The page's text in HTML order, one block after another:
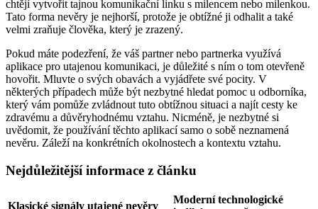
chtějí vytvořit tajnou komunikační linku s milencem nebo milenkou.
Tato forma nevěry je nejhorší, protože je obtížné ji odhalit a také
velmi zraňuje člověka, který je zrazený.
Pokud máte podezření, že váš partner nebo partnerka využívá
aplikace pro utajenou komunikaci, je důležité s ním o tom otevřeně
hovořit. Mluvte o svých obavách a vyjádřete své pocity. V
některých případech může být nezbytné hledat pomoc u odborníka,
který vám pomůže zvládnout tuto obtížnou situaci a najít cesty ke
zdravému a důvěryhodnému vztahu. Nicméně, je nezbytné si
uvědomit, že používání těchto aplikací samo o sobě neznamená
nevěru. Záleží na konkrétních okolnostech a kontextu vztahu.
Nejdůležitější informace z článku
Klasické signály utajené nevěry
Moderní technologické